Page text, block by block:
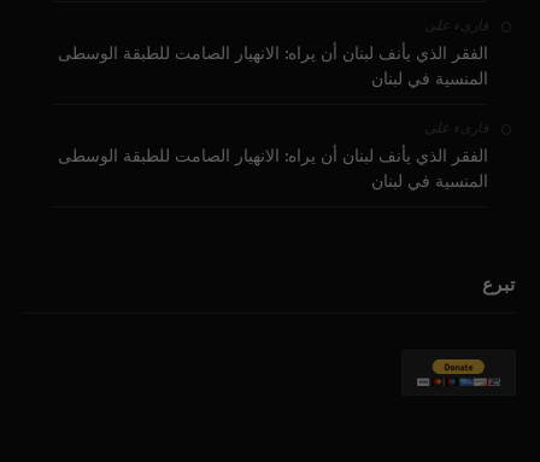
قارىء على
الفقر الذي يأنف لبنان أن يراه: الانهيار الصامت للطبقة الوسطى
المنسية في لبنان
قارىء على
الفقر الذي يأنف لبنان أن يراه: الانهيار الصامت للطبقة الوسطى
المنسية في لبنان
تبرع